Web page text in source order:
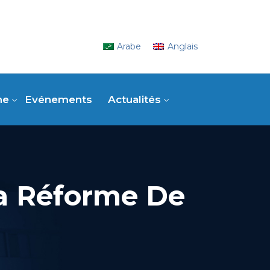
Arabe Anglais
Evénements Actualités
Réforme De